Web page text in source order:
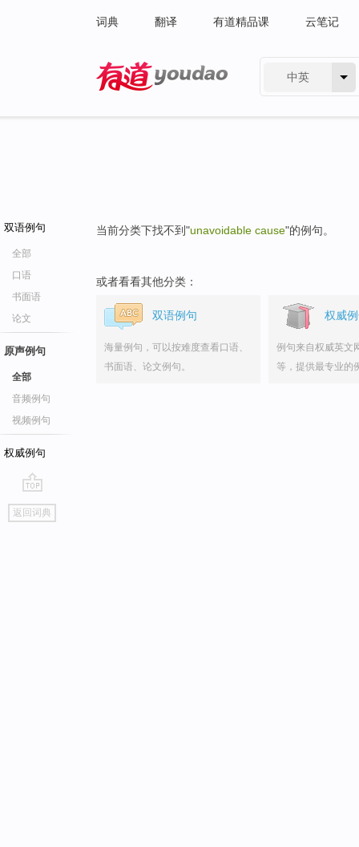
词典 翻译 有道精品课 云笔记
中英
双语例句
全部
口语
书面语
论文
原声例句
全部
音频例句
视频例句
权威例句
go
top
返回词典
当前分类下找不到"unavoidable cause"的例句。
或者看看其他分类：
双语例句
海量例句，可以按难度查看口语、
书面语、论文例句。
权威
例句来自权威英文
等，提供最专业的